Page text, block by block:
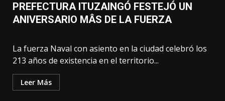
PREFECTURA ITUZAINGÓ FESTEJÓ UN
ANIVERSARIO MÂS DE LA FUERZA
La fuerza Naval con asiento en la ciudad celebró los
213 años de existencia en el territorio...
Leer Más